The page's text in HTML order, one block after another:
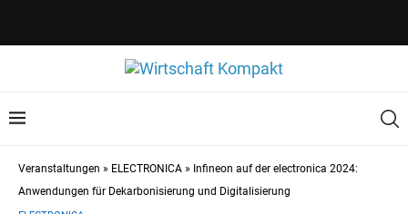
Veranstaltungen » ELECTRONICA » Infineon auf der electronica 2024:
Anwendungen für Dekarbonisierung und Digitalisierung